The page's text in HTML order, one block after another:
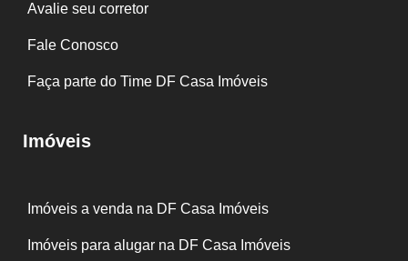
Avalie seu corretor
Fale Conosco
Faça parte do Time DF Casa Imóveis
Imóveis
Imóveis a venda na DF Casa Imóveis
Imóveis para alugar na DF Casa Imóveis